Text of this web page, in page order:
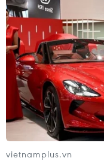
THỦY
Sở hữu trí tuệ
RSS
Ngôn ngữ
Dịch vụ tin
Liên hệ
vietnamplus.vn